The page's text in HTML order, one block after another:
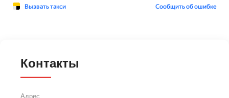
Контакты
Адрес